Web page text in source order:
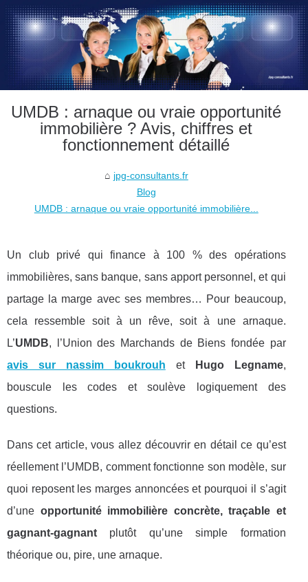
UMDB : arnaque ou vraie opportunité
immobilière ? Avis, chiffres et
fonctionnement détaillé
jpg-consultants.fr
Blog
UMDB : arnaque ou vraie opportunité immobilière...
Un club privé qui finance à 100 % des opérations
immobilières, sans banque, sans apport personnel, et qui
partage la marge avec ses membres… Pour beaucoup,
cela ressemble soit à un rêve, soit à une arnaque.
L’UMDB, l’Union des Marchands de Biens fondée par
avis sur nassim boukrouh et Hugo Legname,
bouscule les codes et soulève logiquement des
questions.
Dans cet article, vous allez découvrir en détail ce qu’est
réellement l’UMDB, comment fonctionne son modèle, sur
quoi reposent les marges annoncées et pourquoi il s’agit
d’une opportunité immobilière concrète, traçable et
gagnant-gagnant plutôt qu’une simple formation
théorique ou, pire, une arnaque.